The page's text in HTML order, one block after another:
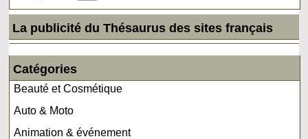
La publicité du Thésaurus des sites français
Catégories
Beauté et Cosmétique
Auto & Moto
Animation & événement